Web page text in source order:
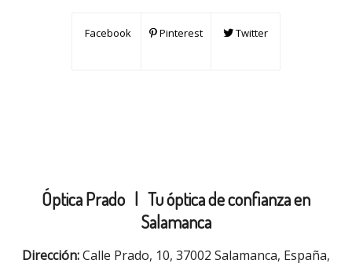
Facebook Pinterest Twitter
Óptica Prado | Tu óptica de confianza en
Salamanca
Dirección:Calle Prado, 10, 37002 Salamanca, España,